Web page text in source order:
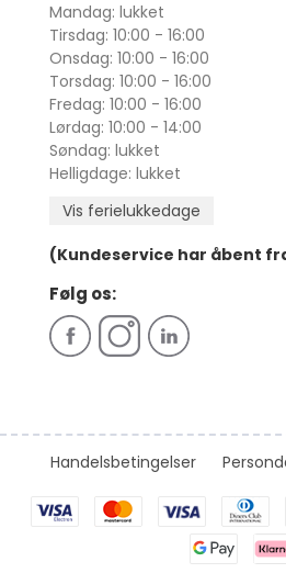
Mandag: lukket
Tirsdag: 10:00 - 16:00
Onsdag: 10:00 - 16:00
Torsdag: 10:00 - 16:00
Fredag: 10:00 - 16:00
Lørdag: 10:00 - 14:00
Søndag: lukket
Helligdage: lukket
Vis ferielukkedage
(Kundeservice har åbent
Følg os:
Handelsbetingelser